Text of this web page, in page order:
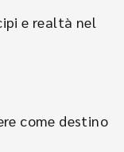
e realtà nel
come destino